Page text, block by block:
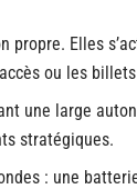
propre. Elles
ou les
une large
stratégiques.
: une